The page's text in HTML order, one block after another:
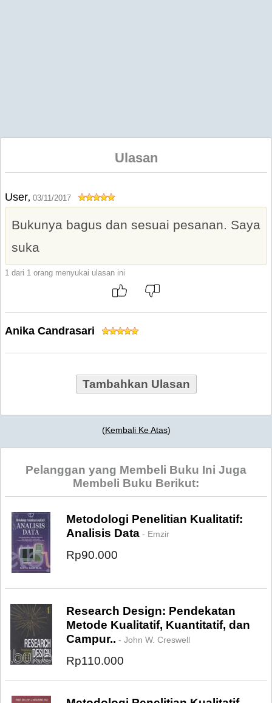
Ulasan
User, 03/11/2017
Bukunya bagus dan sesuai pesanan. Saya
suka
1 dari 1 orang menyukai ulasan ini
Anika Candrasari
Tambahkan Ulasan
(Kembali Ke Atas)
Pelanggan yang Membeli Buku Ini Juga
Membeli Buku Berikut:
Metodologi Penelitian Kualitatif:
Analisis Data - Emzir
Rp90.000
Research Design: Pendekatan
Metode Kualitatif, Kuantitatif, dan
Campur.. - John W. Creswell
Rp110.000